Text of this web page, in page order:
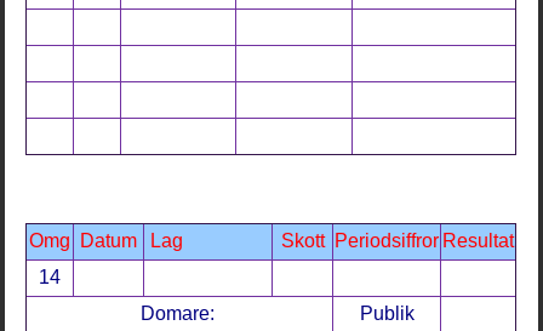
Omg Datum Lag Skott Periodsiffror Resultat
14
Domare:
Publik